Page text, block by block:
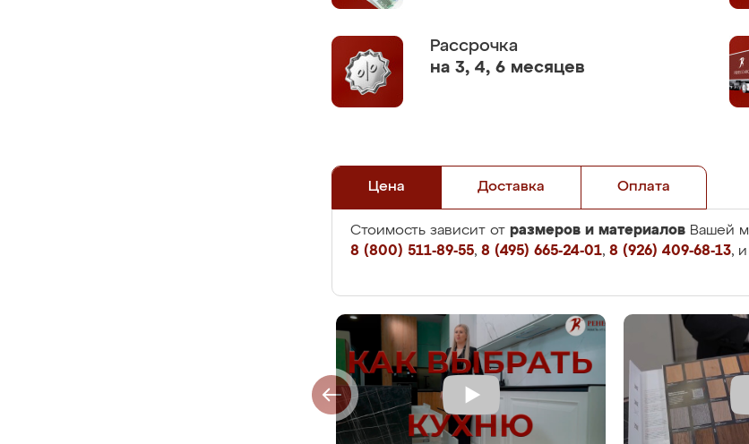
Рассрочка
на 3, 4, 6 месяцев
Цена Доставка Оплата
Стоимость зависит от размеров и материалов Вашей
8 (800) 511-89-55, 8 (495) 665-24-01, 8 (926) 409-68-13,